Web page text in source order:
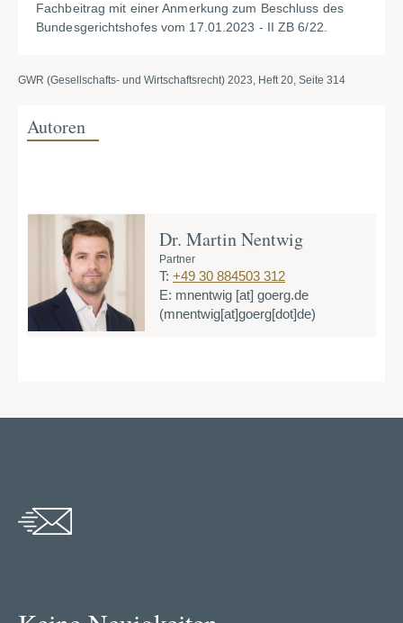
Fachbeitrag mit einer Anmerkung zum Beschluss des
Bundesgerichtshofes vom 17.01.2023 - II ZB 6/22.
GWR (Gesellschafts- und Wirtschaftsrecht) 2023, Heft 20, Seite 314
Autoren
Dr. Martin Nentwig
Partner
T: +49 30 884503 312
E: mnentwig [at] goerg.de
(mnentwig[at]goerg[dot]de)